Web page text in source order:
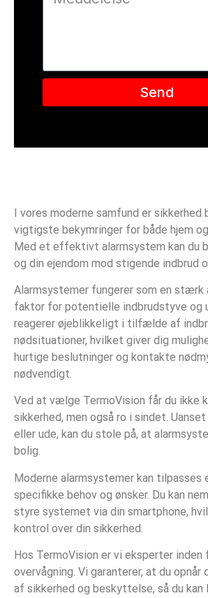
Send
I vores moderne samfund er sikkerhed
vigtigste bekymringer for både hjem
Med et effektivt alarmsystem kan du
og din ejendom mod stigende indbrud
Alarmsystemer fungerer som en
faktor for potentielle indbrudstyve og
reagerer øjeblikkeligt i tilfælde af
nødsituationer, hvilket giver dig
hurtige beslutninger og kontakte
nødvendigt.
Ved at vælge TermoVision får du ikke
sikkerhed, men også ro i sindet.
eller ude, kan du stole på, at
bolig.
Moderne alarmsystemer kan tilpasses
specifikke behov og ønsker. Du kan
styre systemet via din smartphone,
kontrol over din sikkerhed.
Hos TermoVision er vi eksperter inden
overvågning. Vi garanterer, at du opnår
af sikkerhed og beskyttelse, så du kan